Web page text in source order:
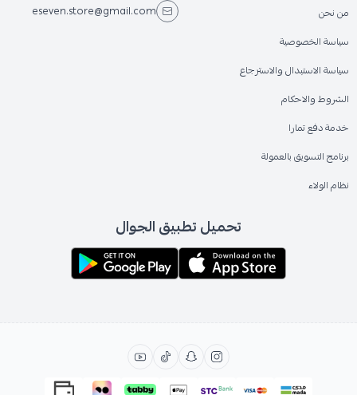
من نحن
سياسة الخصوصية
سياسة الاستبدال والاسترجاع
الشروط والاحكام
خدمة دفع تمارا
برنامج التسويق بالعمولة
نظام الولاء
eseven.store@gmail.com
تحميل تطبيق الجوال